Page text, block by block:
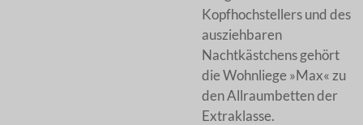
Kopfhochstellers und des
ausziehbaren
Nachtkästchens gehört
die Wohnliege »Max« zu
den Allraumbetten der
Extraklasse.